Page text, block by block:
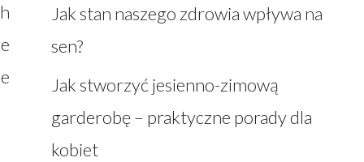
Jak stan naszego zdrowia wpływa na
sen?
Jak stworzyć jesienno-zimową
garderobę – praktyczne porady dla
kobiet